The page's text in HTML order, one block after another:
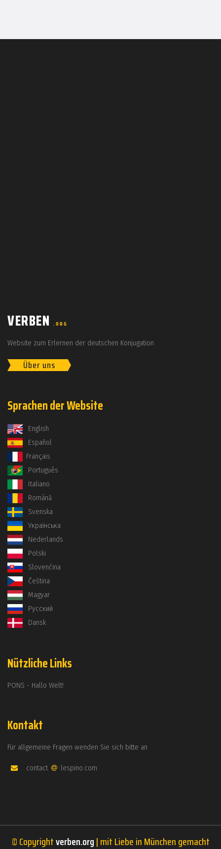
VERBEN .ORG
Website zum Erlernen der deutschen Konjugation
Über uns
Sprachen der Website
English
Español
Français
Português
Italiano
Română
Svenska
Українська
Nederlands
Polski
Slovenčina
Čeština
Magyar
Русский
Dansk
Nützliche Links
PONS - Hallo Welt!
Kontakt
Für allgemeine Fragen wenden Sie sich bitte an
contact lespino.com
© Copyrightverben.org| mit Liebe in München gemacht